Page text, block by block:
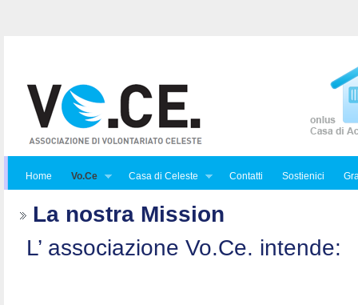
Home Vo.Ce Casa di Celeste Contatti Sostienici
La nostra Mission
L’ associazione Vo.Ce. intende: